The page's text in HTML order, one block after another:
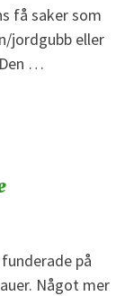
få saker som
jordgubb eller
…
på
Något mer